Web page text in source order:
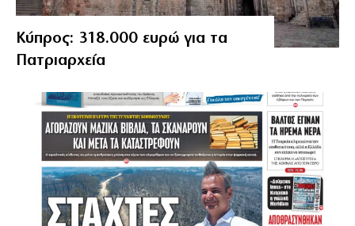
Κύπρος: 318.000 ευρώ για τα
Πατριαρχεία